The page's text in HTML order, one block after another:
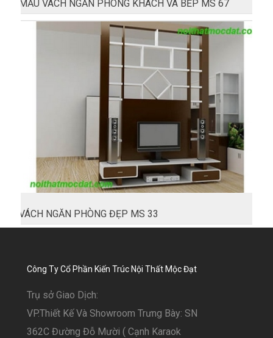
MẪU VÁCH NGĂN PHÒNG KHÁCH VÀ BẾP MS 67
VÁCH NGĂN PHÒNG ĐẸP MS 33
Công Ty Cổ Phần Kiến Trúc Nội Thất Mộc Đạt
Trụ sở Giao Dịch:
VP.Thiết Kế Và Showroom Trưng Bày: SN
362C Đường Đỗ Mười ( Cạnh Karaok